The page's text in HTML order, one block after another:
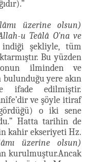
üzerine olsun)
u Teâlâ O'na ve
indiği şekliyle, tüm
Bu yüzden
ilminden ve
yere akın
ifade edilmiştir.
ve şöyle itiraf
o iki sene
Hatta tarihin de
kahir ekseriyeti Hz.
üzerine olsun)
kurulmuştur.Ancak